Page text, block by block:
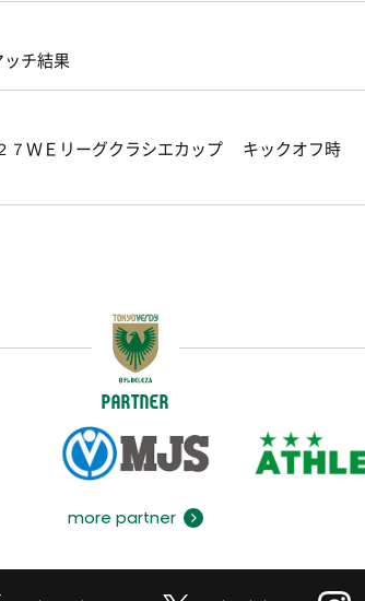
チ結果
７ＷＥリーグクラシエカップ キックオフ時
PARTNER
more partner